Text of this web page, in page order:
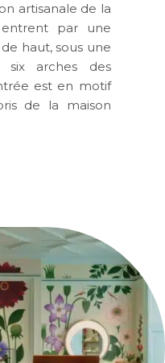
artisanale de la
entrent par une
haut, sous une
arches des
est en motif
de la maison